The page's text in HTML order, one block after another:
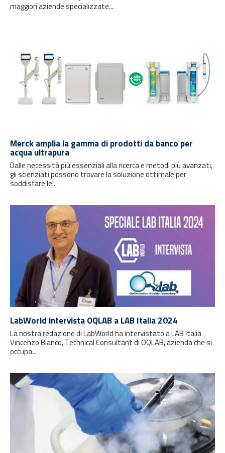
maggiori aziende specializzate...
Merck amplia la gamma di prodotti da banco per
acqua ultrapura
Dalle necessità più essenziali alla ricerca e metodi più avanzati,
gli scienziati possono trovare la soluzione ottimale per
soddisfare le...
LabWorld intervista OQLAB a LAB Italia 2024
La nostra redazione di LabWorld ha intervistato a LAB Italia
Vincenzo Bianco, Technical Consultant di OQLAB, azienda che si
occupa...